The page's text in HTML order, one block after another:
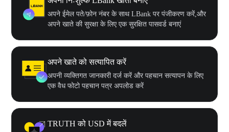
अपने ईमेल पते/फ़ोन नंबर के साथ LBank पर पंजीकरण करें,और
अपने खाते की सुरक्षा के लिए एक सुरक्षित पासवर्ड बनाएं
अपने खाते को सत्यापित करें
अपनी व्यक्तिगत जानकारी दर्ज करें और पहचान सत्यापन के लिए
एक वैध फोटो पहचान पत्र अपलोड करें
TRUTH को USD में बदलें